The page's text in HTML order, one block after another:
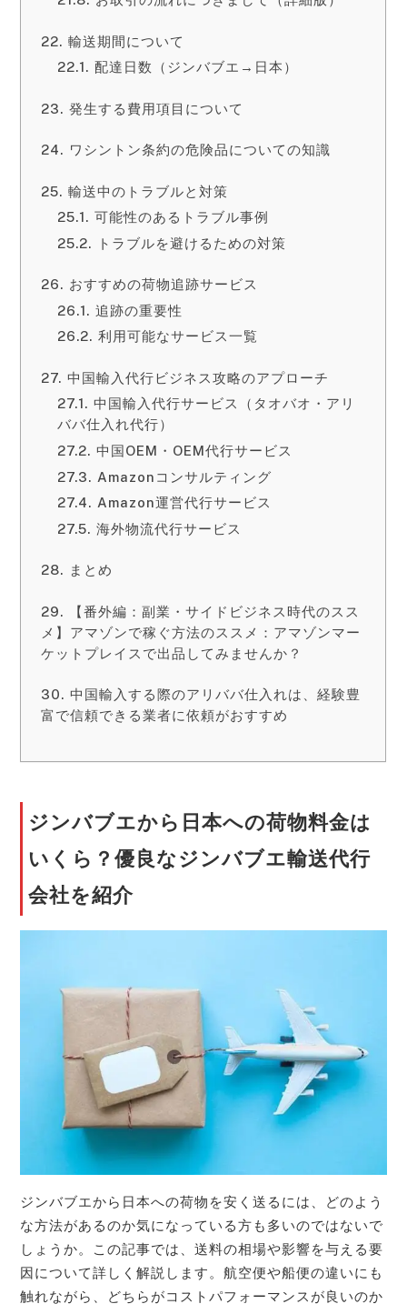
輸送期間について
配達日数（ジンバブエ→日本）
発生する費用項目について
ワシントン条約の危険品についての知識
輸送中のトラブルと対策
可能性のあるトラブル事例
トラブルを避けるための対策
おすすめの荷物追跡サービス
追跡の重要性
利用可能なサービス一覧
中国輸入代行ビジネス攻略のアプローチ
中国輸入代行サービス（タオバオ・アリ
ババ仕入れ代行）
中国OEM・OEM代行サービス
Amazonコンサルティング
Amazon運営代行サービス
海外物流代行サービス
まとめ
【番外編：副業・サイドビジネス時代のスス
メ】アマゾンで稼ぐ方法のススメ：アマゾンマー
ケットプレイスで出品してみませんか？
中国輸入する際のアリババ仕入れは、経験豊
富で信頼できる業者に依頼がおすすめ
ジンバブエから日本への荷物料金は
いくら？優良なジンバブエ輸送代行
会社を紹介
ジンバブエから日本への荷物を安く送るには、どのよう
な方法があるのか気になっている方も多いのではないで
しょうか。この記事では、送料の相場や影響を与える要
因について詳しく解説します。航空便や船便の違いにも
触れながら、どちらがコストパフォーマンスが良いのか